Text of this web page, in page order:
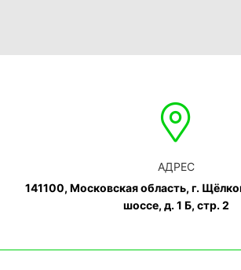
АДРЕС
141100, Московская область, г.
шоссе, д. 1 Б, стр. 2